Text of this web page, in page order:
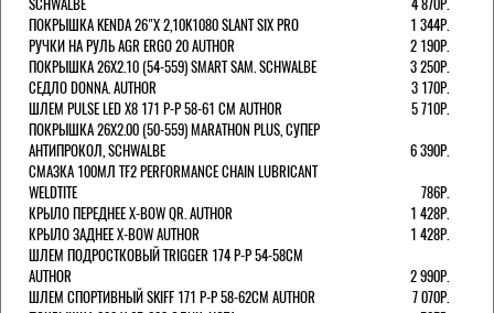
ПОКРЫШКА KENDA 26"Х 2,10K1080 SLANT SIX PRO
1 344Р.
РУЧКИ НА РУЛЬ AGR ERGO 20 AUTHOR
2 190Р.
ПОКРЫШКА 26X2.10 (54-559) SMART SAM. SCHWALBE
3 250Р.
СЕДЛО DONNA. AUTHOR
3 170Р.
ШЛЕМ PULSE LED X8 171 Р-Р 58-61 СМ AUTHOR
5 710Р.
ПОКРЫШКА 26X2.00 (50-559) MARATHON PLUS, СУПЕР
АНТИПРОКОЛ, SCHWALBE
6 390Р.
СМАЗКА 100МЛ TF2 PERFORMANCE CHAIN LUBRICANT
WELDTITE
786Р.
КРЫЛО ПЕРЕДНЕЕ X-BOW QR. AUTHOR
1 428Р.
КРЫЛО ЗАДНЕЕ X-BOW AUTHOR
1 428Р.
ШЛЕМ ПОДРОСТКОВЫЙ TRIGGER 174 Р-Р 54-58СМ
AUTHOR
2 990Р.
ШЛЕМ СПОРТИВНЫЙ SKIFF 171 Р-Р 58-62СМ AUTHOR
7 070Р.